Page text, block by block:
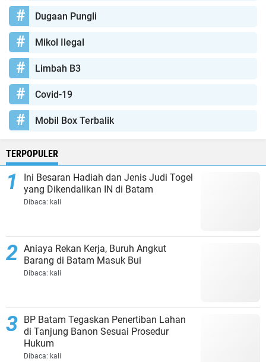
Dugaan Pungli
Mikol Ilegal
Limbah B3
Covid-19
Mobil Box Terbalik
TERPOPULER
Ini Besaran Hadiah dan Jenis Judi Togel
yang Dikendalikan IN di Batam
Dibaca: kali
Aniaya Rekan Kerja, Buruh Angkut
Barang di Batam Masuk Bui
Dibaca: kali
BP Batam Tegaskan Penertiban Lahan
di Tanjung Banon Sesuai Prosedur
Hukum
Dibaca: kali